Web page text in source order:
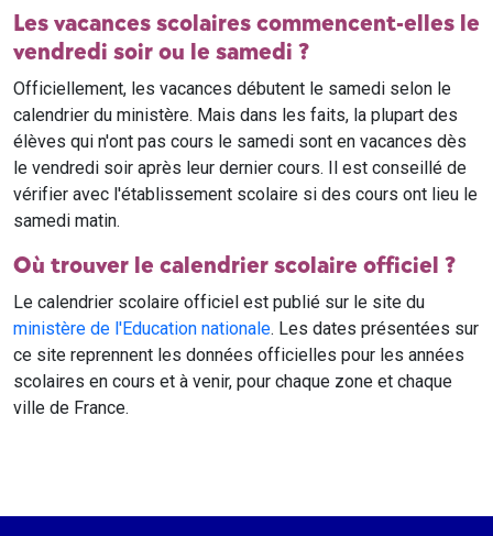
Les vacances scolaires commencent-elles le
vendredi soir ou le samedi ?
Officiellement, les vacances débutent le samedi selon le
calendrier du ministère. Mais dans les faits, la plupart des
élèves qui n'ont pas cours le samedi sont en vacances dès
le vendredi soir après leur dernier cours. Il est conseillé de
vérifier avec l'établissement scolaire si des cours ont lieu le
samedi matin.
Où trouver le calendrier scolaire officiel ?
Le calendrier scolaire officiel est publié sur le site du
ministère de l'Education nationale. Les dates présentées sur
ce site reprennent les données officielles pour les années
scolaires en cours et à venir, pour chaque zone et chaque
ville de France.